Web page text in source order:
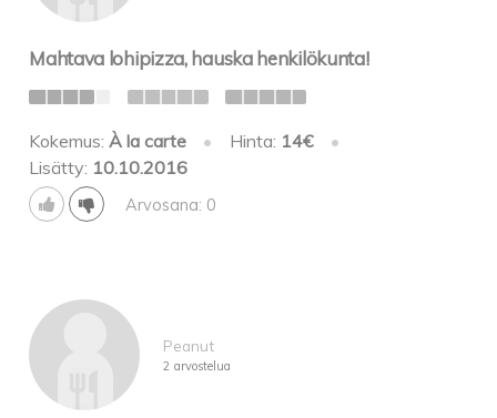
Mahtava lohipizza, hauska henkilökunta!
Kokemus:À la carte • Hinta: 14€
•
Lisätty: 10.10.2016
Arvosana: 0
Peanut
2 arvostelua